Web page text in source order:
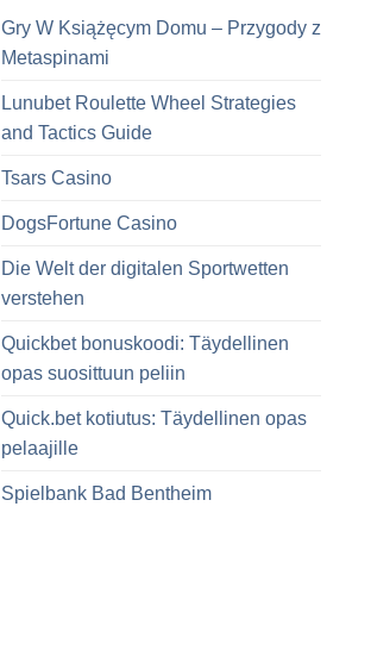
Gry W Książęcym Domu – Przygody z
Metaspinami
Lunubet Roulette Wheel Strategies
and Tactics Guide
Tsars Casino
DogsFortune Casino
Die Welt der digitalen Sportwetten
verstehen
Quickbet bonuskoodi: Täydellinen
opas suosittuun peliin
Quick.bet kotiutus: Täydellinen opas
pelaajille
Spielbank Bad Bentheim